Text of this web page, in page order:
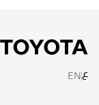
عEN